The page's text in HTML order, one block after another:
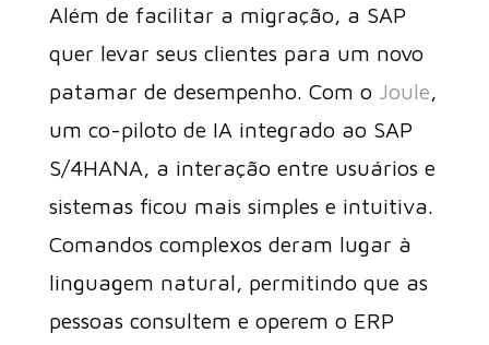
Além de facilitar a migração, a SAP
quer levar seus clientes para um novo
patamar de desempenho. Com o Joule,
um co-piloto de IA integrado ao SAP
S/4HANA, a interação entre usuários e
sistemas ficou mais simples e intuitiva.
Comandos complexos deram lugar à
linguagem natural, permitindo que as
pessoas consultem e operem o ERP